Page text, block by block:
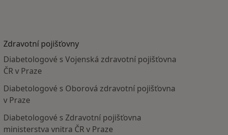
Zdravotní pojišťovny
Diabetologové s Vojenská zdravotní pojišťovna
ČR v Praze
Diabetologové s Oborová zdravotní pojišťovna
v Praze
Diabetologové s Zdravotní pojišťovna
ministerstva vnitra ČR v Praze